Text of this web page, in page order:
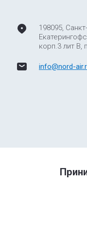
198095,
корп.3 лит В,
info@nord-